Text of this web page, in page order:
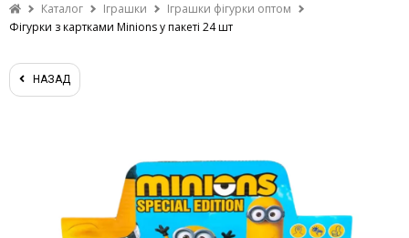
Каталог Іграшки
Іграшки фігурки оптом
Фігурки з картками Minions у пакеті 24 шт
НАЗАД